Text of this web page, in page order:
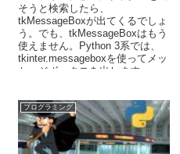
そうと検索したら、
tkMessageBoxが出てくるでしょ
う。でも、tkMessageBoxはもう
使えません。Python 3系では、
tkinter.messageboxを使ってメッ
セージボックスを出します。
プログラミング